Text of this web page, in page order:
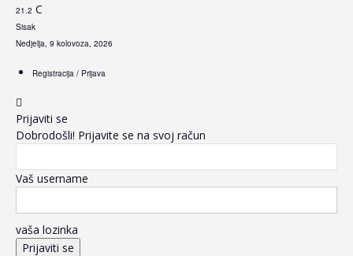
21.2 C
Sisak
Nedjelja, 9 kolovoza, 2026
Registracija / Prijava
Prijaviti se
Dobrodošli! Prijavite se na svoj račun
Vaš username
vaša lozinka